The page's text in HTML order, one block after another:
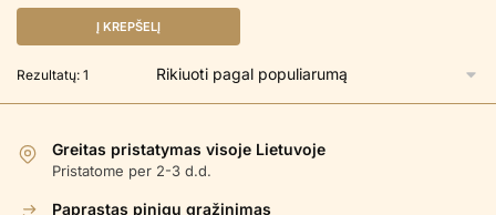
Į KREPŠELĮ
Rezultatų: 1
Greitas pristatymas visoje Lietuvoje
Pristatome per 2-3 d.d.
Paprastas pinigų grąžinimas